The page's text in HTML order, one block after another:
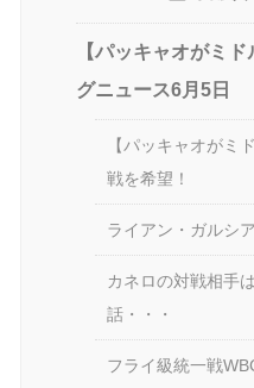
【パッキャオがミ
グニュース6月5日
【パッキャオがミ
戦を希望！
ライアン・ガルシ
カネロの対戦相手
話・・・
フライ級統一戦